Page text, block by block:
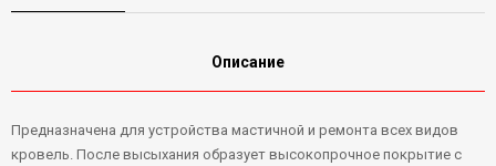
Описание
Предназначена для устройства мастичной и ремонта всех видов
кровель. После высыхания образует высокопрочное покрытие с